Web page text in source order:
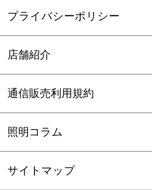
プライバシーポリシー
店舗紹介
通信販売利用規約
照明コラム
サイトマップ